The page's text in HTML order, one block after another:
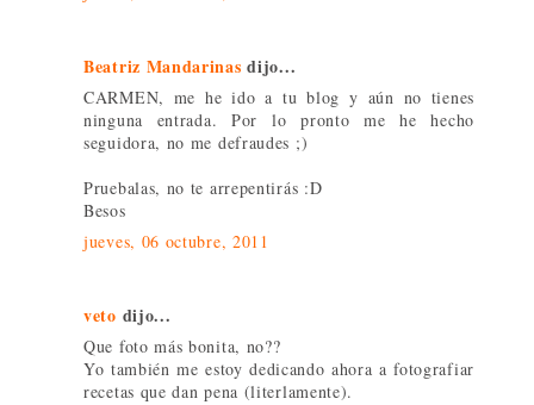
Beatriz Mandarinas dijo...
CARMEN, me he ido a tu blog y aún no tienes
ninguna entrada. Por lo pronto me he hecho
seguidora, no me defraudes ;)
Pruebalas, no te arrepentirás :D
Besos
jueves, 06 octubre, 2011
veto dijo...
Que foto más bonita, no??
Yo también me estoy dedicando ahora a fotografiar
recetas que dan pena (literlamente).